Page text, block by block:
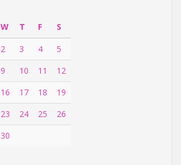
W T F
S
2 3 4
5
9 10 11
12
16 17 18
19
23 24 25
26
30